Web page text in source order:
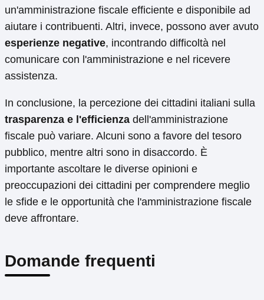
un'amministrazione fiscale efficiente e disponibile ad
aiutare i contribuenti. Altri, invece, possono aver avuto
esperienze negative, incontrando difficoltà nel
comunicare con l'amministrazione e nel ricevere
assistenza.
In conclusione, la percezione dei cittadini italiani sulla
trasparenza e l'efficienza dell'amministrazione
fiscale può variare. Alcuni sono a favore del tesoro
pubblico, mentre altri sono in disaccordo. È
importante ascoltare le diverse opinioni e
preoccupazioni dei cittadini per comprendere meglio
le sfide e le opportunità che l'amministrazione fiscale
deve affrontare.
Domande frequenti